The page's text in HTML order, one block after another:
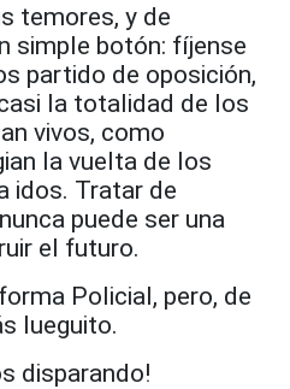
temores, y de
simple botón: fíjense
partido de oposición,
la totalidad de los
vivos, como
la vuelta de los
idos. Tratar de
puede ser una
el futuro.
Policial, pero, de
lueguito.
disparando!